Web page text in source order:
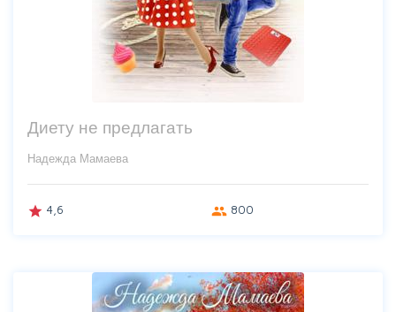
Диету не предлагать
Надежда Мамаева
grade 4,6 group 800